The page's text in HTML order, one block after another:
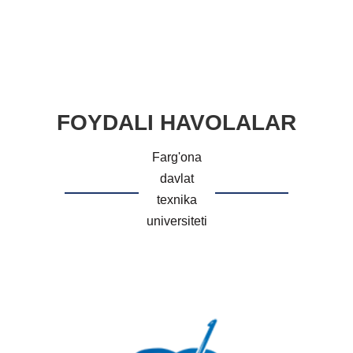
FOYDALI HAVOLALAR
Farg'ona
davlat
texnika
universiteti